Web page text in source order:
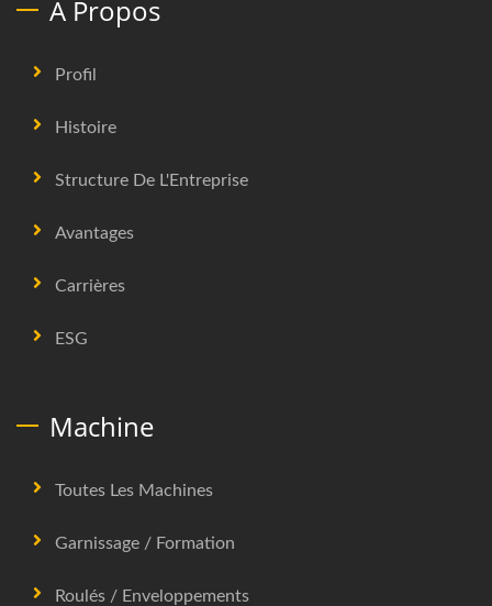
À Propos
Profil
Histoire
Structure De L'Entreprise
Avantages
Carrières
ESG
Machine
Toutes Les Machines
Garnissage / Formation
Roulés / Enveloppements